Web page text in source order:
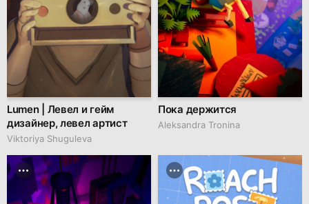
Lumen | Левел и гейм
дизайнер, левел артист
Viktoriya Shuguleva
Пока держится
Aleksandra Tronina